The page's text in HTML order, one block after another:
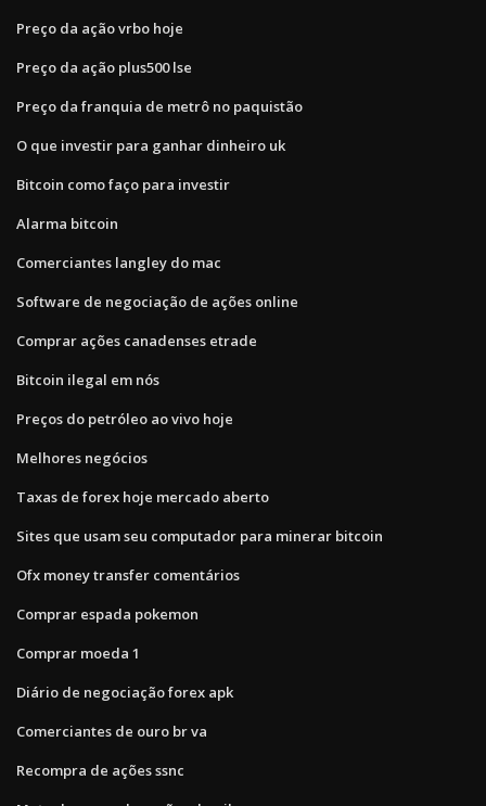
Preço da ação vrbo hoje
Preço da ação plus500 lse
Preço da franquia de metrô no paquistão
O que investir para ganhar dinheiro uk
Bitcoin como faço para investir
Alarma bitcoin
Comerciantes langley do mac
Software de negociação de ações online
Comprar ações canadenses etrade
Bitcoin ilegal em nós
Preços do petróleo ao vivo hoje
Melhores negócios
Taxas de forex hoje mercado aberto
Sites que usam seu computador para minerar bitcoin
Ofx money transfer comentários
Comprar espada pokemon
Comprar moeda 1
Diário de negociação forex apk
Comerciantes de ouro br va
Recompra de ações ssnc